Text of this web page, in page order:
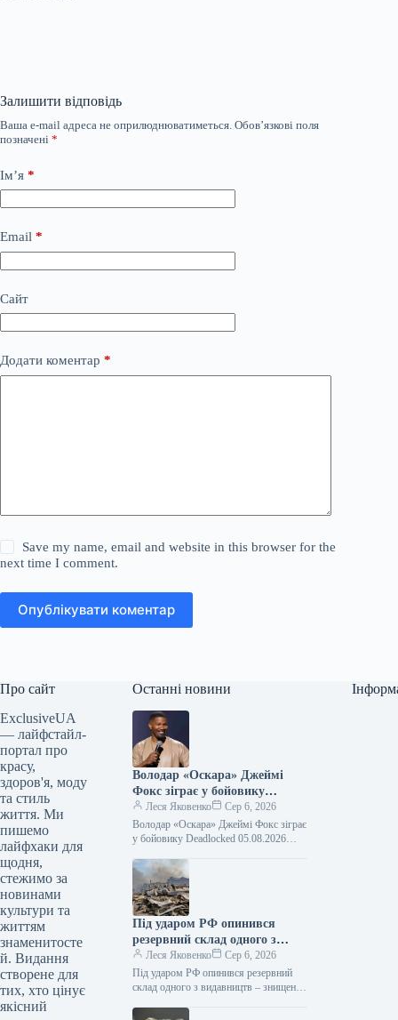
Залишити відповідь
Ваша e-mail адреса не оприлюднюватиметься. Обов’язкові поля
позначені *
Ім’я *
Email *
Сайт
Додати коментар *
Save my name, email and website in this browser for the
next time I comment.
Опублікувати коментар
Про сайт
ExclusiveUA
— лайфстайл-
портал про
красу,
здоров'я, моду
та стиль
життя. Ми
пишемо
лайфхаки для
щодня,
стежимо за
новинами
культури та
життям
знаменитосте
й. Видання
створене для
тих, хто цінує
якісний
Останні новини
Володар «Оскара» Джеймі
Фокс зіграє у бойовику
Deadlocked
Леся Яковенко
Сер 6, 2026
Володар «Оскара» Джеймі Фокс зіграє
у бойовику Deadlocked 05.08.2026
лауреат премії «Оскар» Джеймі Фокс
зіграє головну…
Під ударом РФ опинився
резервний склад одного з
видавництв – знищені 100
тисяч книг
Леся Яковенко
Сер 6, 2026
Під ударом РФ опинився резервний
склад одного з видавництв – знищені
Укрінформ Уночі 5 серпня…